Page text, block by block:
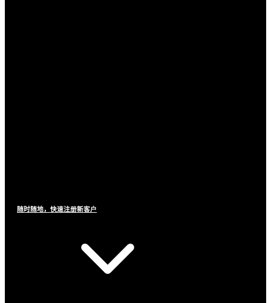
随时随地，快速注册新客户